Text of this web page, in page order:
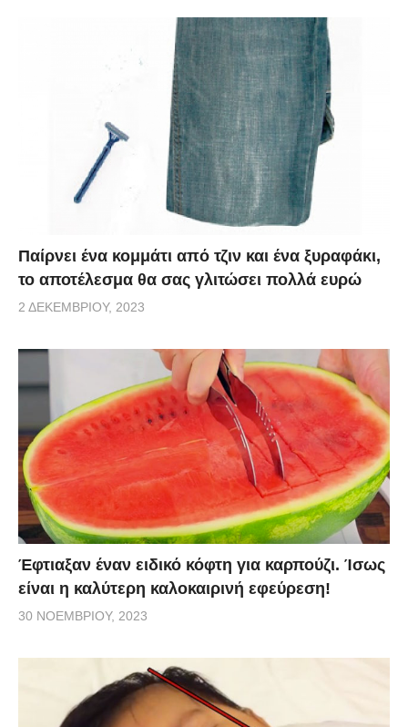
Παίρνει ένα κομμάτι από τζιν και ένα ξυραφάκι,
το αποτέλεσμα θα σας γλιτώσει πολλά ευρώ
2 ΔΕΚΕΜΒΡΊΟΥ, 2023
Έφτιαξαν έναν ειδικό κόφτη για καρπούζι. Ίσως
είναι η καλύτερη καλοκαιρινή εφεύρεση!
30 ΝΟΕΜΒΡΊΟΥ, 2023